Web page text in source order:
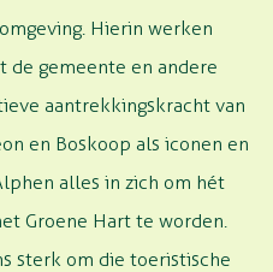
Hierin werken
de gemeente en andere
aantrekkingskracht van
en Boskoop als iconen en
alles in zich om hét
Groene Hart te worden.
sterk om die toeristische